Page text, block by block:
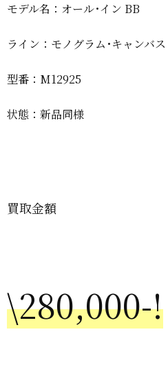
モデル名：オール･イン BB
ライン：モノグラム･キャンバス
型番：M12925
状態：新品同様
買取金額
\280,000-!